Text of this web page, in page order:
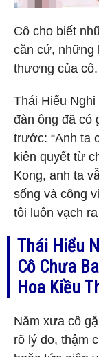
Cô cho biết
căn cứ, những
thương của cô.
Thái Hiểu
đàn ông đã có
trước: “Anh ta
kiên quyết từ
Kong, anh ta
sống và công
tôi luôn vạch
Thái Hiểu
Cô Chưa
Hoa Kiều
Năm xưa cô
rõ lý do, thậm